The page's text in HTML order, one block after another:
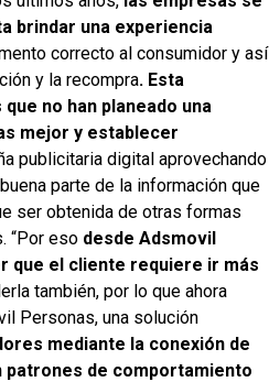
brindar una experiencia
correcto al consumidor y así
y la recompra. Esta
no han planeado una
mejor y establecer
publicitaria digital aprovechando
parte de la información que
ser obtenida de otras formas
“Por eso desde Adsmovil
que el cliente requiere ir más
también, por lo que ahora
Personas, una solución
mediante la conexión de
patrones de comportamiento